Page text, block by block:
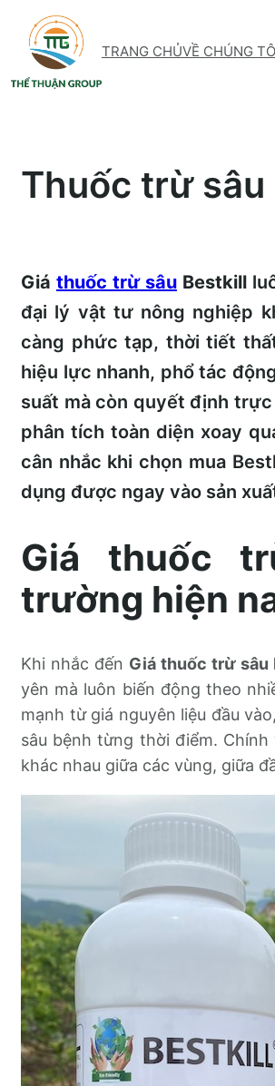
Skip
content
TRANG CHỦVỀ CHÚNG
Thuốc trừ sâu
Giá thuốc trừ sâuBestkill
đại lý vật tư nông nghiệp
càng phức tạp, thời tiết
hiệu lực nhanh, phổ tác
suất mà còn quyết định
phân tích toàn diện xoay
cân nhắc khi chọn mua
dụng được ngay vào sản
Giá thuốc
trường hiện
Khi nhắc đến Giá thuốc trừ sâu
yên mà luôn biến động theo
mạnh từ giá nguyên liệu đầu
sâu bệnh từng thời điểm.
khác nhau giữa các vùng, giữa